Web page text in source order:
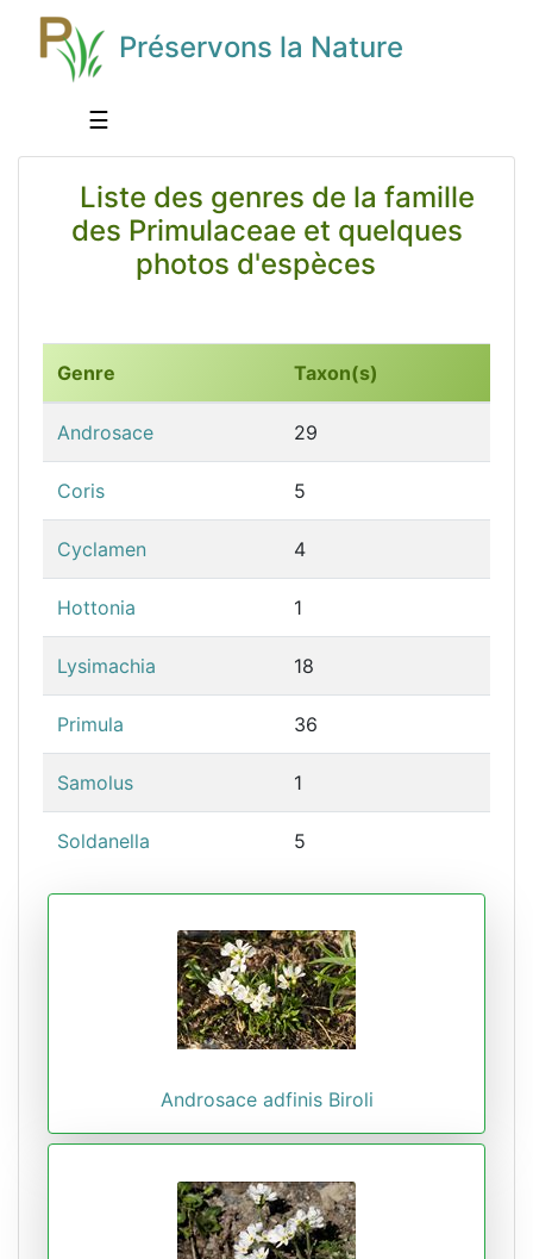
Préservons la Nature
☰
Liste des genres de la famille
des Primulaceae et quelques
photos d'espèces
Genre Taxon(s)
Androsace 29
Coris 5
Cyclamen 4
Hottonia 1
Lysimachia 18
Primula 36
Samolus 1
Soldanella 5
Androsace adfinis Biroli